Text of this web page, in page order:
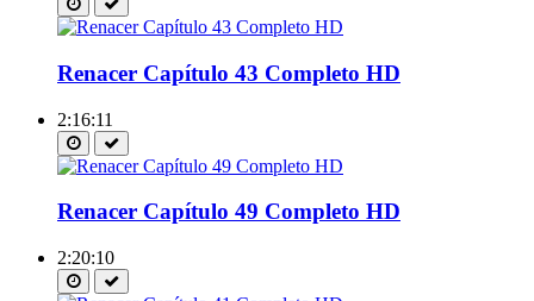
Renacer Capítulo 43 Completo HD
2:16:11
Renacer Capítulo 49 Completo HD
2:20:10